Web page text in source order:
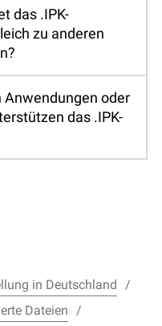
das .IPK-
zu anderen
oder
das .IPK-
in Deutschland
Dateien